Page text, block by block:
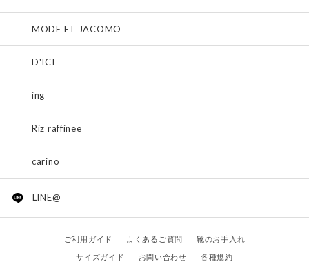
MODE ET JACOMO
D'ICI
ing
Riz raffinee
carino
LINE@
ご利用ガイド よくあるご質問
靴のお手入れ
サイズガイド
お問い合わせ 各種規約